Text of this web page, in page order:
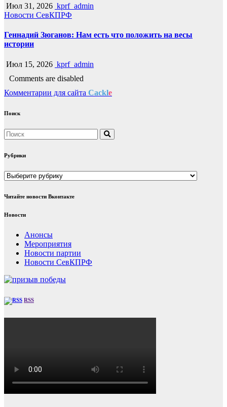
Июл 31, 2026 kprf_admin
Новости СевКПРФ
Геннадий Зюганов: Нам есть что положить на весы
истории
Июл 15, 2026 kprf_admin
Comments are disabled
Комментарии для сайта Cackle
Поиск
Рубрики
Рубрики
Читайте новости Вконтакте
Новости
Анонсы
Мероприятия
Новости партии
Новости СевКПРФ
RSS